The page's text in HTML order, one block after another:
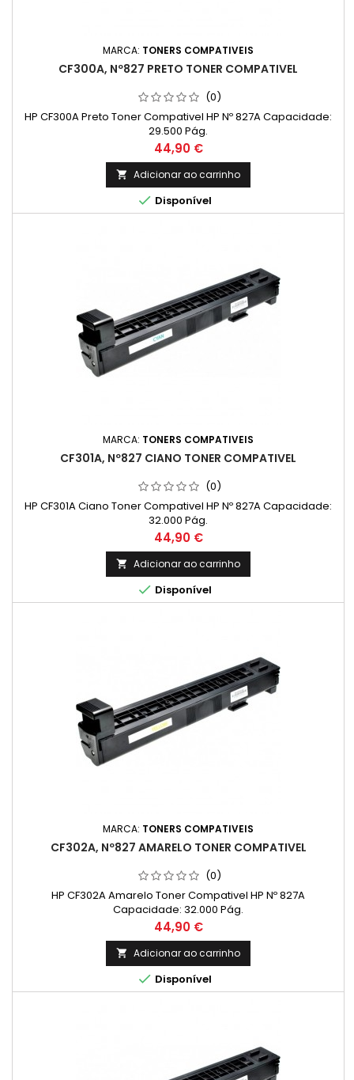
MARCA: TONERS COMPATIVEIS
CF300A, Nº827 PRETO TONER COMPATIVEL
(0)
HP CF300A Preto Toner Compativel HP Nº 827A Capacidade:
29.500 Pág.
Preço
44,90 €
 Adicionar ao carrinho
 Disponível
MARCA: TONERS COMPATIVEIS
CF301A, Nº827 CIANO TONER COMPATIVEL
(0)
HP CF301A Ciano Toner Compativel HP Nº 827A Capacidade:
32.000 Pág.
Preço
44,90 €
 Adicionar ao carrinho
 Disponível
MARCA: TONERS COMPATIVEIS
CF302A, Nº827 AMARELO TONER COMPATIVEL
(0)
HP CF302A Amarelo Toner Compativel HP Nº 827A
Capacidade: 32.000 Pág.
Preço
44,90 €
 Adicionar ao carrinho
 Disponível